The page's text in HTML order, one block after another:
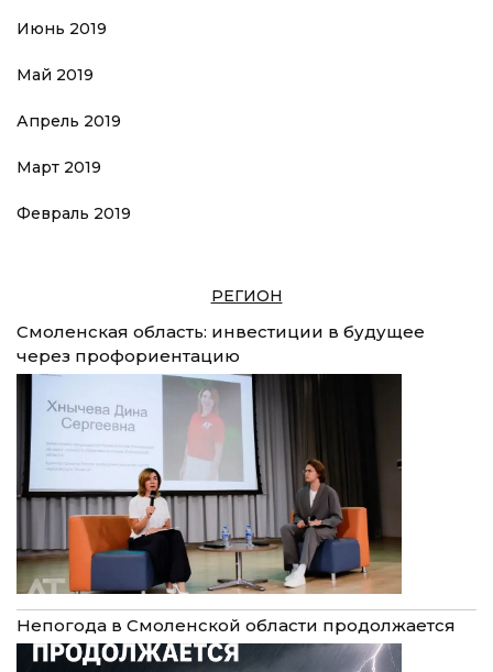
Июнь 2019
Май 2019
Апрель 2019
Март 2019
Февраль 2019
РЕГИОН
Смоленская область: инвестиции в будущее
через профориентацию
Непогода в Смоленской области продолжается